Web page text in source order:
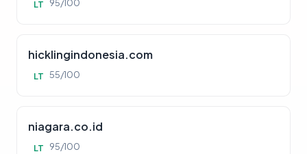
LT 95/100
hicklingindonesia.com
LT 55/100
niagara.co.id
LT 95/100